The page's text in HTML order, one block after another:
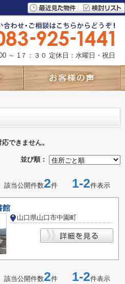
～ 1７：３０ 定休日：水曜日・祝日
できません。
並び順：
該当公開件数2件 1-2件表示
館
山口県山口市中園町
該当公開件数2件 1-2件表示